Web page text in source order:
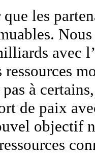
les
avec
à
de paix
objectif